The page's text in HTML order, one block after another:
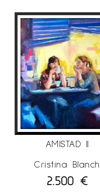
AMISTAD II
Cristina Blanch
2.500 €